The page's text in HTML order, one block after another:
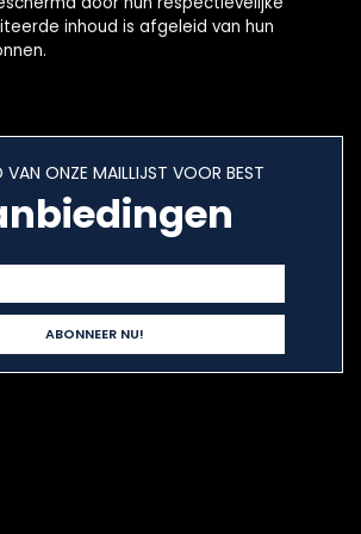
inhoud is afgeleid van hun
VAN ONZE MAILLIJST VOOR BEST